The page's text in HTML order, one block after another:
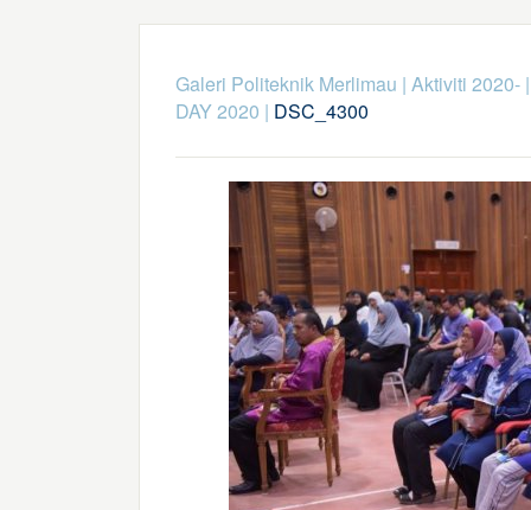
Galeri Politeknik Merlimau | Aktiviti 2020-
DAY 2020 | DSC_4300